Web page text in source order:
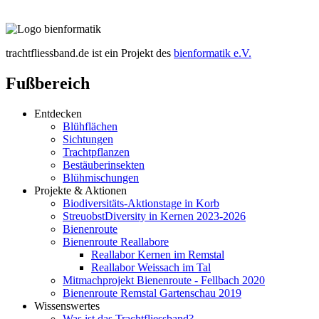
trachtfliessband.de ist ein Projekt des bienformatik e.V.
Fußbereich
Entdecken
Blühflächen
Sichtungen
Trachtpflanzen
Bestäuberinsekten
Blühmischungen
Projekte & Aktionen
Biodiversitäts-Aktionstage in Korb
StreuobstDiversity in Kernen 2023-2026
Bienenroute
Bienenroute Reallabore
Reallabor Kernen im Remstal
Reallabor Weissach im Tal
Mitmachprojekt Bienenroute - Fellbach 2020
Bienenroute Remstal Gartenschau 2019
Wissenswertes